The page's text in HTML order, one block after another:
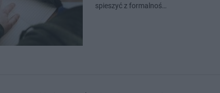
spieszyć z formalnoś…